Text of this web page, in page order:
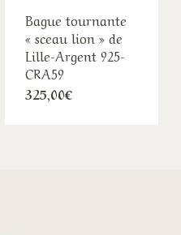
Bague tournante
« sceau lion » de
Lille-Argent 925-
CRA59
325,00€